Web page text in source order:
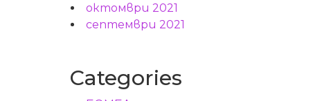
октомври 2021
септември 2021
Categories